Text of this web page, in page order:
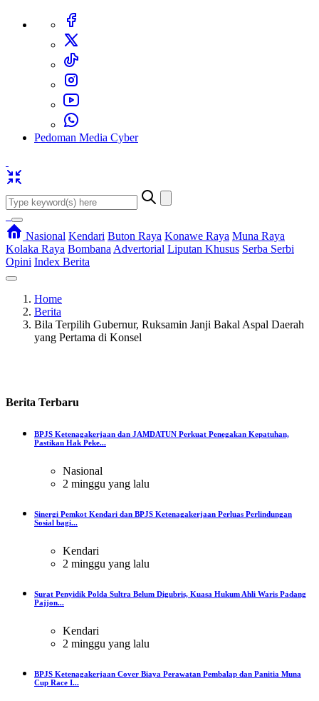
Pedoman Media Cyber
Nasional Kendari Buton Raya Konawe Raya Muna Raya
Kolaka Raya Bombana Advertorial Liputan Khusus Serba Serbi
Opini Index Berita
Home
Berita
Bila Terpilih Gubernur, Ruksamin Janji Bakal Aspal Daerah
yang Pertama di Konsel
Berita Terbaru
BPJS Ketenagakerjaan dan JAMDATUN Perkuat Penegakan Kepatuhan,
Pastikan Hak Peke...
Nasional
2 minggu yang lalu
Sinergi Pemkot Kendari dan BPJS Ketenagakerjaan Perluas Perlindungan
Sosial bagi...
Kendari
2 minggu yang lalu
Surat Penyidik Polda Sultra Belum Digubris, Kuasa Hukum Ahli Waris Padang
Pajjon...
Kendari
2 minggu yang lalu
BPJS Ketenagakerjaan Cover Biaya Perawatan Pembalap dan Panitia Muna
Cup Race I...